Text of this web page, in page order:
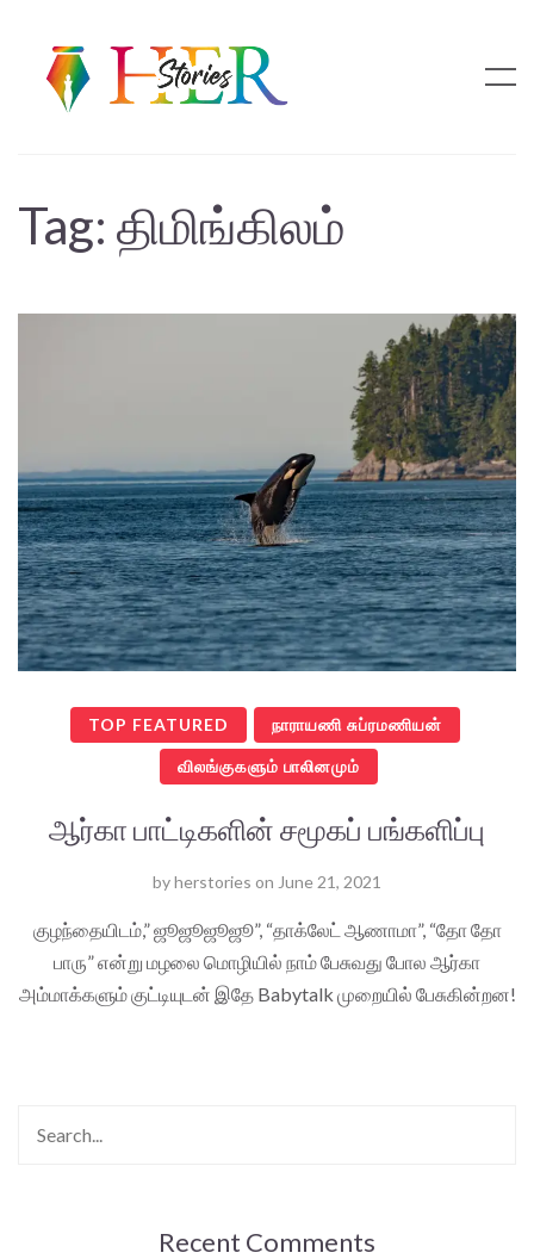
Tag: திமிங்கிலம்
TOP FEATURED நாராயணி சுப்ரமணியன்
விலங்குகளும் பாலினமும்
ஆர்கா பாட்டிகளின் சமூகப் பங்களிப்பு
byherstories on June 21, 2021
குழந்தையிடம்,” ஜூஜூஜூஜூ”, “தாக்லேட் ஆணாமா”, “தோ தோ
பாரு” என்று மழலை மொழியில் நாம் பேசுவது போல ஆர்கா
அம்மாக்களும் குட்டியுடன் இதே Babytalk முறையில் பேசுகின்றன!
Recent Comments